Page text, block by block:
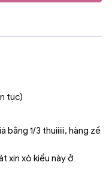
tục)
bằng 1/3 thuiiiii, hàng zề
xịn xò kiểu này ở